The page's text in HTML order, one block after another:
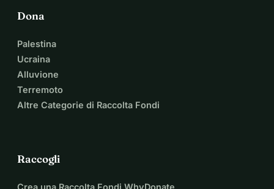
Ogni donazione, indipendentemente dalla dimensione, va
sulla strada per una borsa di studio universitaria. Grazie
per essere parte del viaggio di Noah!
Dona
Palestina
Ucraina
Alluvione
Terremoto
Altre Categorie di Raccolta Fondi
Raccogli